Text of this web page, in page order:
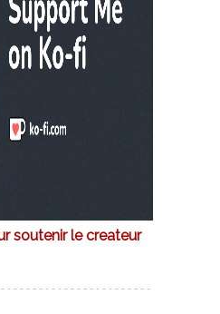
soutenir le createur